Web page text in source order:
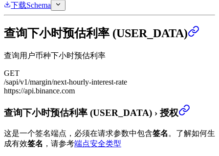
下载Schema
查询下小时预估利率 (USER_DATA)
查询用户币种下小时预估利率
GET
/sapi/v1/margin/next-hourly-interest-rate
https://api.binance.com
查询下小时预估利率 (USER_DATA) › 授权
这是一个签名端点，必须在请求参数中包含签名 。 了解如何生
成有效签名 ，请参考端点安全类型